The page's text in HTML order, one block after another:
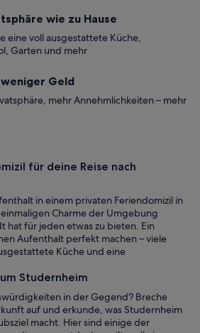
wie zu Hause
eine voll ausgestattete Küche,
Garten und mehr
Geld
mehr Annehmlichkeiten – mehr
für deine Reise nach
in einem privaten Feriendomizil in
Charme der Umgebung
hat für jeden etwas zu bieten. Ein
Aufenthalt perfekt machen – viele
Küche und eine
Studernheim
in der Gegend? Breche
auf und erkunde, was Studernheim
macht. Hier sind einige der